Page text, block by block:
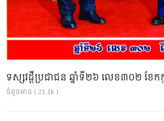
ទស្សវដ្តីប្រជាជន ឆ្នាំទី២៦ លេខ៣០២ ខែក
ចំនួនអាន ( 21.1k )